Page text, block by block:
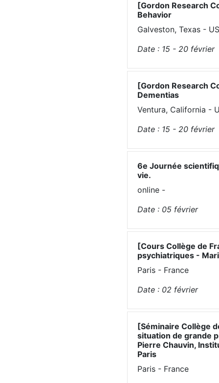
[Gordon Research
Behavior
Galveston, Texas -
Date : 15 - 20 février
[Gordon Research
Dementias
Ventura, California -
Date : 15 - 20 février
6e Journée
vie.
online -
Date : 05 février
[Cours Collège de
psychiatriques -
Paris - France
Date : 02 février
[Séminaire Collège
situation de grande
Pierre Chauvin,
Paris
Paris - France